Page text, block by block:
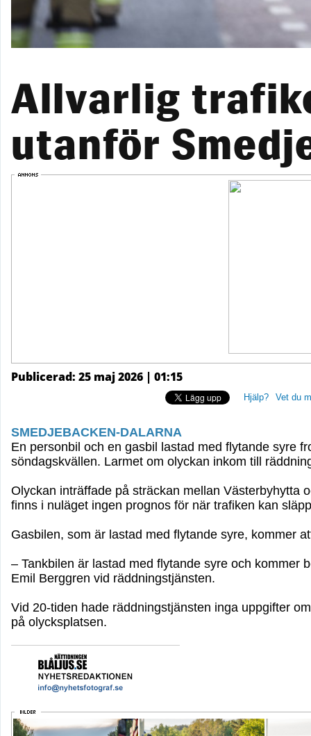
Allvarlig
utanför
Publicerad: 25 maj 2026 | 01:15
Hjälp? Vet du
SMEDJEBACKEN-DALARNA
En personbil och en gasbil lastad med flytande syre
söndagskvällen. Larmet om olyckan inkom till
Olyckan inträffade på sträckan mellan Västerbyhytta
finns i nuläget ingen prognos för när trafiken kan
Gasbilen, som är lastad med flytande syre, kommer
– Tankbilen är lastad med flytande syre och kommer
Emil Berggren vid räddningstjänsten.
Vid 20-tiden hade räddningstjänsten inga uppgifter
på olycksplatsen.